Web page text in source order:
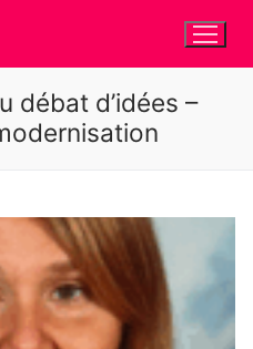
débat d’idées –